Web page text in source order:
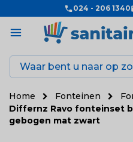
024 - 206 1340
Home Fonteinen
Differnz Ravo fonteinset
gebogen mat zwart